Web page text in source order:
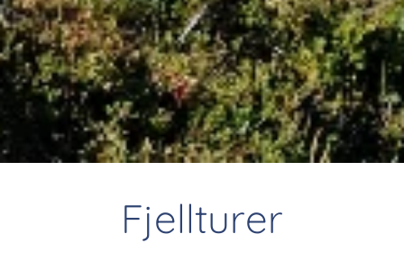
Fjellturer